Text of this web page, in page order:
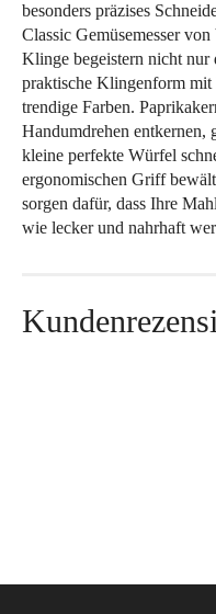
besonders präzises
Classic Gemüsemesser
Klinge begeistern nicht nur
praktische Klingenform mit
trendige Farben.
Handumdrehen entkernen,
kleine perfekte Würfel
ergonomischen Griff
sorgen dafür, dass Ihre
wie lecker und nahrhaft